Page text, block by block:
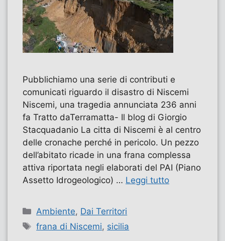
Pubblichiamo una serie di contributi e
comunicati riguardo il disastro di Niscemi
Niscemi, una tragedia annunciata 236 anni
fa Tratto daTerramatta- Il blog di Giorgio
Stacquadanio La citta di Niscemi è al centro
delle cronache perché in pericolo. Un pezzo
dell’abitato ricade in una frana complessa
attiva riportata negli elaborati del PAI (Piano
Assetto Idrogeologico) … Leggi tutto
Categorie
Ambiente, Dai Territori
Tag
frana di Niscemi, sicilia